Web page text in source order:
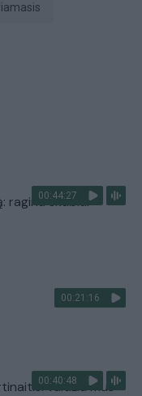
00:44:27
ragina skubiai
00:21:16
00:40:48
valdžia mus